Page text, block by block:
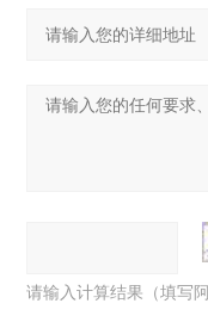
请输入计算结果（填写